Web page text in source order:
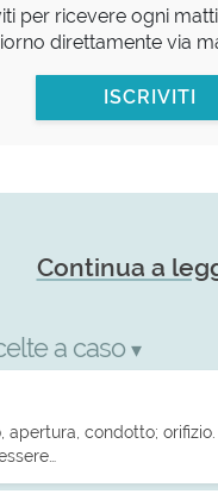
per ricevere ogni
direttamente via
ISCRIVITI
Continua a
a caso ▾
apertura, condotto;